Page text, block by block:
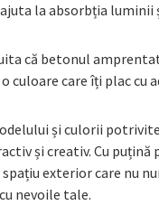
la absorbția luminii
că betonul
culoare care îți plac cu
și culorii
și creativ. Cu
spațiu exterior care nu
nevoile tale.